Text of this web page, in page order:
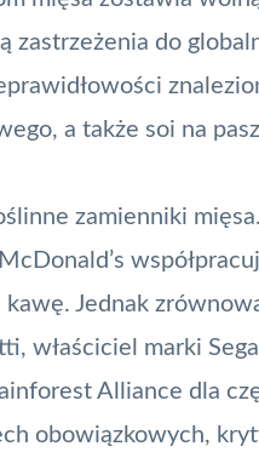
zastrzeżenia do
a także soi na
zamienniki
Jednak
właściciel marki
Alliance dla
obowiązkowych,